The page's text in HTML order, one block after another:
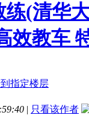
练(清华
效教车
| 只看该作者